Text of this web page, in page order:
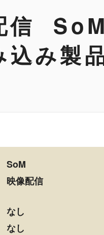
信
込み製
SoM
映像配信
なし
なし